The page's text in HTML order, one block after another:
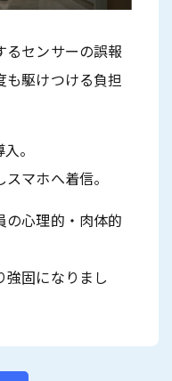
るセンサーの誤報
も駆けつける負担
。
マホへ着信。
の心理的・肉体的
強固になりまし